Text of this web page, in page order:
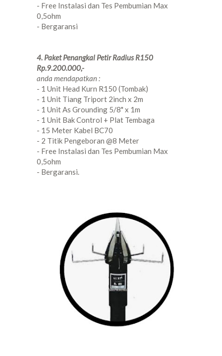
- Free Instalasi dan Tes Pembumian Max
0,5ohm
- Bergaransi
4. Paket Penangkal Petir Radius R150
Rp.9.200.000,-
anda mendapatkan :
- 1 Unit Head Kurn R150 (Tombak)
- 1 Unit Tiang Triport 2inch x 2m
- 1 Unit As Grounding 5/8" x 1m
- 1 Unit Bak Control + Plat Tembaga
- 15 Meter Kabel BC70
- 2 Titik Pengeboran @8 Meter
- Free Instalasi dan Tes Pembumian Max
0,5ohm
- Bergaransi.